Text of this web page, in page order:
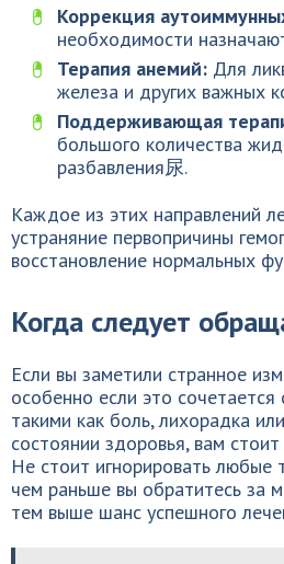
Коррекция
необходимости
Терапия анемий: Для
железа и других важных
Поддерживающая
большого количества
разбавления尿.
Каждое из этих направлений
устраняние первопричины
восстановление нормальных
Когда следует
Если вы заметили странное
особенно если это
такими как боль, лихорадка
состоянии здоровья, вам
Не стоит игнорировать любые
чем раньше вы обратитесь за
тем выше шанс успешного